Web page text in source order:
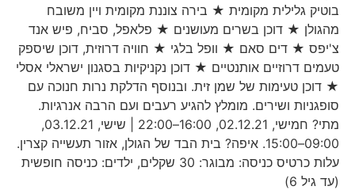
בוטיק גלילית מקומית ★ בירה צוננת מקומית ויין משובח
מהגולן ★ דוכן בשרים מעושנים ★ פלאפל, סביח, פיש אנד
צ'יפס ★ דים סאם ★ וופל בלגי ★ חוויה דרוזית, דוכן שיספק
טעמים דרוזיים אותנטיים ★ דוכן נקניקיות בסגנון ישראלי אסלי
★ דוכן טעימות של שמן זית. ובנוסף הדלקת נרות חנוכה עם
סופגניות ושירים. מומלץ להגיע רעבים ועם הרבה אנרגיות.
מתי? חמישי, 02.12.21, 16:00–22:00 | שישי, 03.12.21,
09:00–15:00. איפה? בית הבד של הגולן, אזור תעשייה קצרין.
עלות כרטיס כניסה: מבוגר: 30 שקלים, ילדים: כניסה חופשית
(עד גיל 6)